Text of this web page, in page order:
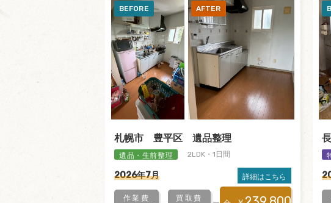
札幌市 豊平区 遺品整理
遺品・生前整理 2LDK・1日間
2026年7月 詳細はこちら
作業費 買取費